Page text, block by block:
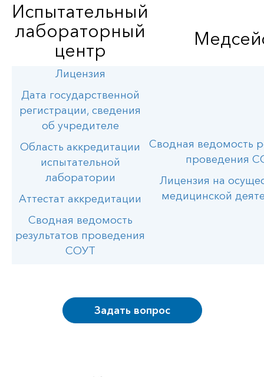
Испытательный
лабораторный
центр
Лицензия
Дата государственной
регистрации, сведения
об учредителе
Область аккредитации
испытательной
лаборатории
Аттестат аккредитации
Сводная ведомость
результатов проведения
СОУТ
Сводная ведомость
проведения
Лицензия на
медицинской
Задать вопрос